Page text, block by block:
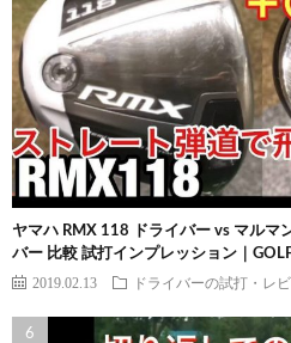
ヤマハ RMX 118 ドライバー vs マルマ
バー 比較 試打インプレッション｜
2019.02.13 ドライバーの試打・レ